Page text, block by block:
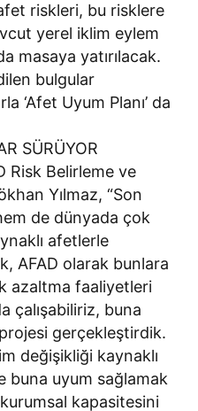
riskleri, bu risklere
yerel iklim eylem
masaya yatırılacak.
bulgular
‘Afet Uyum Planı’ da
SÜRÜYOR
Risk Belirleme ve
Yılmaz, “Son
de dünyada çok
afetlerle
AFAD olarak bunlara
azaltma faaliyetleri
çalışabiliriz, buna
gerçekleştirdik.
değişikliği kaynaklı
buna uyum sağlamak
kapasitesini